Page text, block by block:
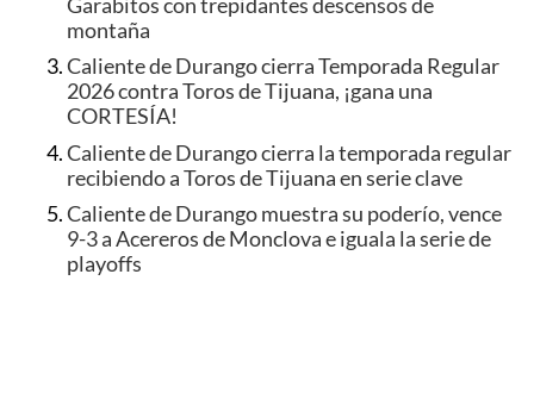
montaña
Caliente de Durango cierra Temporada Regular
2026 contra Toros de Tijuana, ¡gana una
CORTESÍA!
Caliente de Durango cierra la temporada regular
recibiendo a Toros de Tijuana en serie clave
Caliente de Durango muestra su poderío, vence
9-3 a Acereros de Monclova e iguala la serie de
playoffs